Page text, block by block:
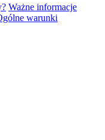
Ważne informacje
warunki